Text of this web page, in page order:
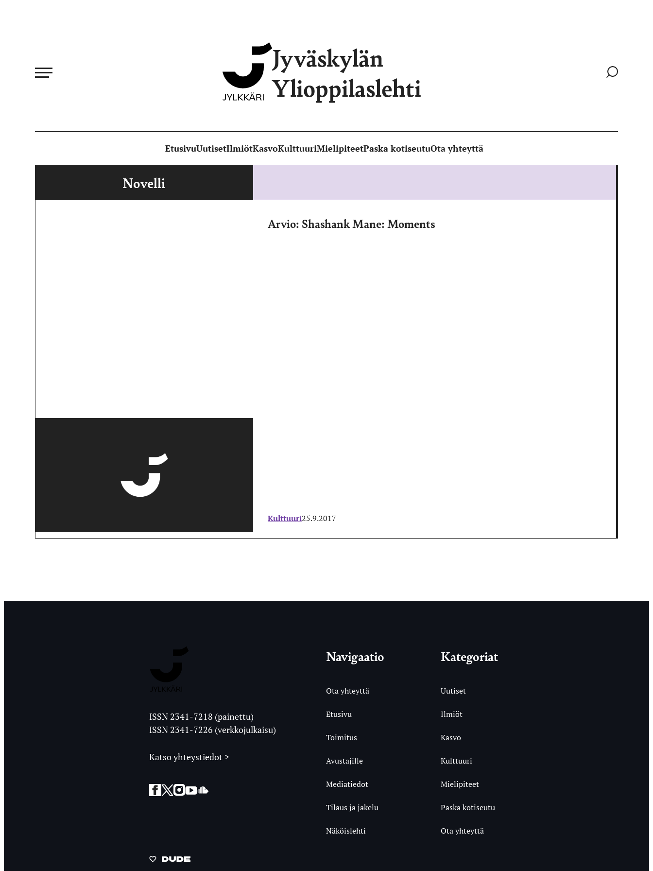
Jyväskylän
Ylioppilaslehti
Siirry
EtusivuUutisetIlmiötKasvoKulttuuriMielipiteetPaska kotiseutuOta yhteyttä
Novelli
Arvio: Shashank Mane: Moments
Kulttuuri25.9.2017
Ylioppilaslehti
ISSN 2341-7218 (painettu)
ISSN 2341-7226 (verkkojulkaisu)
Katso yhteystiedot >
Facebook
Twitter
Instagram
YouTubeSoundCloud
Navigaatio
Ota yhteyttä
Etusivu
Toimitus
Avustajille
Mediatiedot
Tilaus ja jakelu
Näköislehti
Kategoriat
Uutiset
Ilmiöt
Kasvo
Kulttuuri
Mielipiteet
Paska kotiseutu
Ota yhteyttä